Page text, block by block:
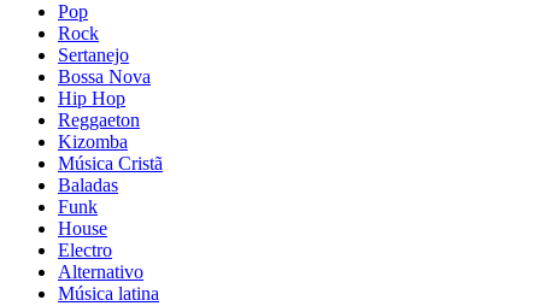
Pop
Rock
Sertanejo
Bossa Nova
Hip Hop
Reggaeton
Kizomba
Música Cristã
Baladas
Funk
House
Electro
Alternativo
Música latina